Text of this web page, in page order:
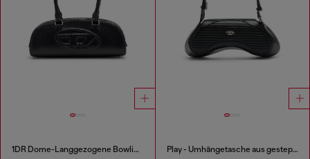
1DR Dome-Langgezogene Bowlingtasche aus Leder in Schlangenoptik Play - Umhängetasche aus gestepptem, perforiertem PU